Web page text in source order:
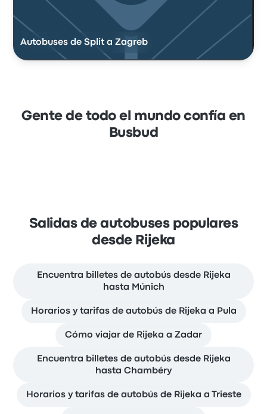
Autobuses de Split a Zagreb
Gente de todo el mundo confía en
Busbud
Salidas de autobuses populares
desde Rijeka
Encuentra billetes de autobús desde Rijeka
hasta Múnich
Horarios y tarifas de autobús de Rijeka a Pula
Cómo viajar de Rijeka a Zadar
Encuentra billetes de autobús desde Rijeka
hasta Chambéry
Horarios y tarifas de autobús de Rijeka a Trieste